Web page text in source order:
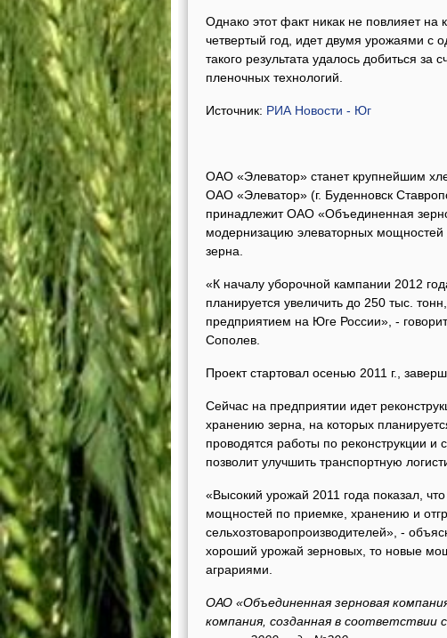
Однако этот факт никак не повлияет на
четвертый год, идет двумя урожаями с
такого результата удалось добиться
пленочных технологий.
Источник: РИА Новости - Юг
ОАО «Элеватор» станет крупнейшим
ОАО «Элеватор» (г. Буденновск
принадлежит ОАО «Объединенная
модернизацию элеваторных
зерна.
«К началу уборочной кампании 2012
планируется увеличить до 250 тыс.
предприятием на Юге России», -
Сополев.
Проект стартовал осенью 2011 г.,
Сейчас на предприятии идет
хранению зерна, на которых
проводятся работы по реконструкции и
позволит улучшить транспортную
«Высокий урожай 2011 года показал,
мощностей по приемке, хранению и
сельхозтоваропроизводителей», -
хороший урожай зерновых, то новые
аграриями.
ОАО «Объединенная зерновая
компания, созданная в соответствии